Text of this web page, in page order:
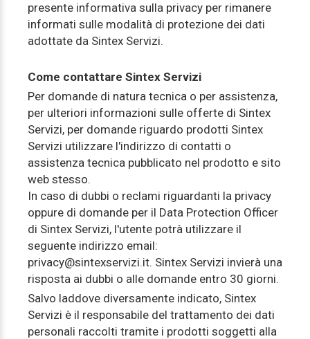
presente informativa sulla privacy per rimanere
informati sulle modalità di protezione dei dati
adottate da Sintex Servizi.
Come contattare Sintex Servizi
Per domande di natura tecnica o per assistenza,
per ulteriori informazioni sulle offerte di Sintex
Servizi, per domande riguardo prodotti Sintex
Servizi utilizzare l'indirizzo di contatti o
assistenza tecnica pubblicato nel prodotto e sito
web stesso.
In caso di dubbi o reclami riguardanti la privacy
oppure di domande per il Data Protection Officer
di Sintex Servizi, l'utente potrà utilizzare il
seguente indirizzo email:
privacy@sintexservizi.it. Sintex Servizi invierà una
risposta ai dubbi o alle domande entro 30 giorni.
Salvo laddove diversamente indicato, Sintex
Servizi è il responsabile del trattamento dei dati
personali raccolti tramite i prodotti soggetti alla